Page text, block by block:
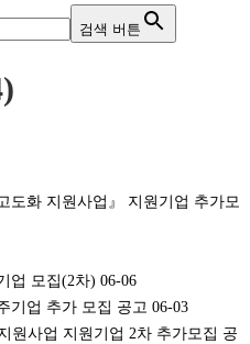
검색 버튼
도화 지원사업』 지원기업 추가모
업 모집(2차) 06-06
기업 추가 모집 공고 06-03
원사업 지원기업 2차 추가모집 공